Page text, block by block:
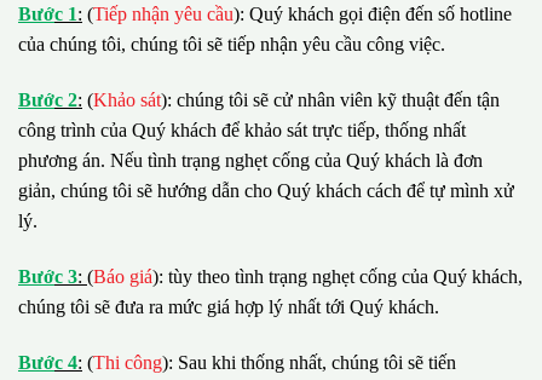
Bước 1: (Tiếp nhận yêu cầu): Quý khách gọi điện đến số hotline
của chúng tôi, chúng tôi sẽ tiếp nhận yêu cầu công việc.
Bước 2: (Khảo sát): chúng tôi sẽ cử nhân viên kỹ thuật đến tận
công trình của Quý khách để khảo sát trực tiếp, thống nhất
phương án. Nếu tình trạng nghẹt cống của Quý khách là đơn
giản, chúng tôi sẽ hướng dẫn cho Quý khách cách để tự mình xử
lý.
Bước 3: (Báo giá): tùy theo tình trạng nghẹt cống của Quý khách,
chúng tôi sẽ đưa ra mức giá hợp lý nhất tới Quý khách.
Bước 4: (Thi công): Sau khi thống nhất, chúng tôi sẽ tiến